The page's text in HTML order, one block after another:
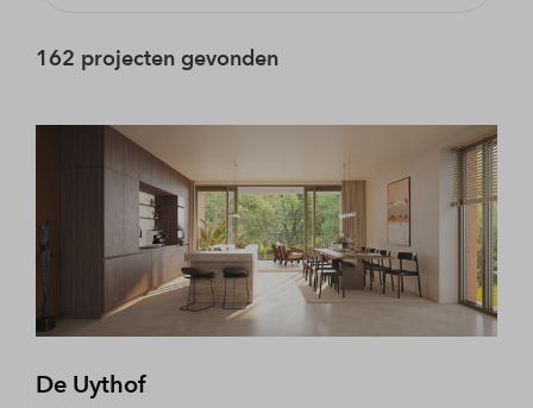
162 projecten gevonden
De Uythof